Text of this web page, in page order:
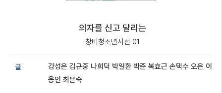
의자를 신고 달리는
창비청소년시선 01
글 강성은 김규중 나희덕 박일환 박준 복효근 손택수 오은 이
응인 최은숙